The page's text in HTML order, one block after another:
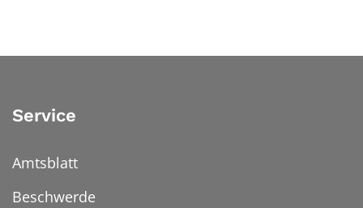
Service
Amtsblatt
Beschwerde